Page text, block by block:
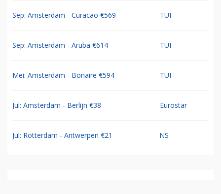
Sep: Amsterdam - Curacao €569 TUI
Sep: Amsterdam - Aruba €614 TUI
Mei: Amsterdam - Bonaire €594 TUI
Jul: Amsterdam - Berlijn €38 Eurostar
Jul: Rotterdam - Antwerpen €21 NS